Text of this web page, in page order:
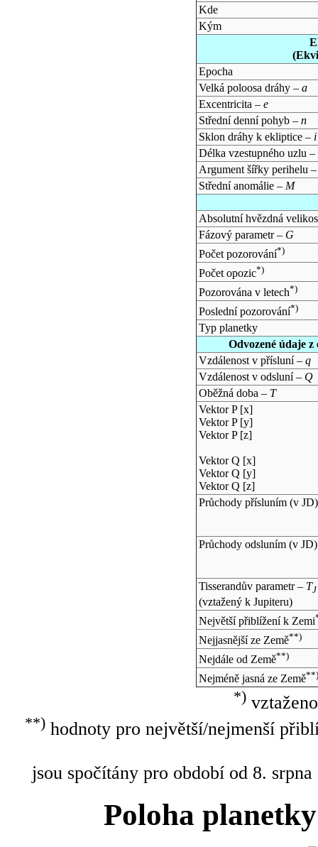
Kde
Kým
Epocha
Velká poloosa dráhy – a
Excentricita – e
Střední denní pohyb – n
Sklon dráhy k ekliptice – i
Délka vzestupného uzlu –
Argument šířky perihelu
Střední anomálie – M
Absolutní hvězdná
Fázový parametr – G
Počet pozorování*)
Počet opozic*)
Pozorována v letech*)
Poslední pozorování*)
Typ planetky
Odvozené údaje
Vzdálenost v přísluní – q
Vzdálenost v odsluní – Q
Oběžná doba – T
Vektor P [x]
Vektor P [y]
Vektor P [z]
Vektor Q [x]
Vektor Q [y]
Vektor Q [z]
Průchody přísluním (v JD)
Průchody odsluním (v JD)
Tisserandův parametr – TJ
(vztažený k Jupiteru)
Největší přiblížení k Zemi
Nejjasnější ze Země**)
Nejdále od Země**)
Nejméně jasná ze Země**)
*)
**)hodnoty pro největší/nejmenší
jsou spočítány pro období od 8.
Poloha